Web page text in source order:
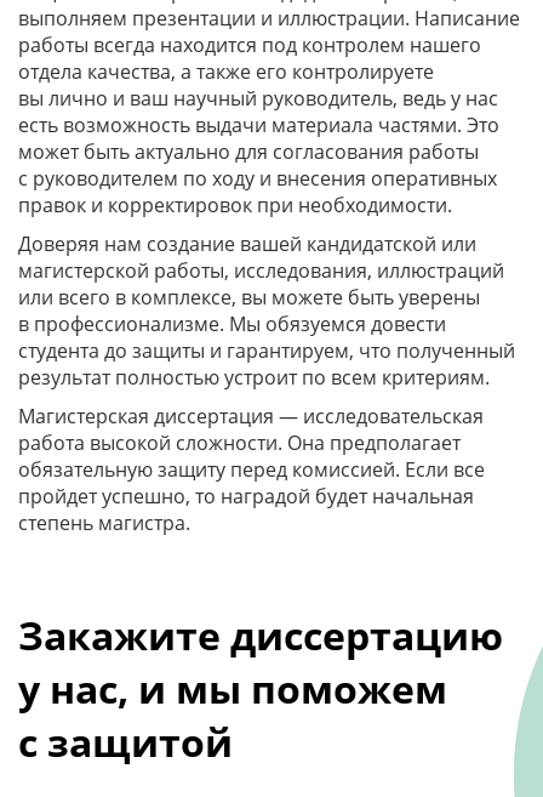
выполняем презентации и иллюстрации. Написание
работы всегда находится под контролем нашего
отдела качества, а также его контролируете
вы лично и ваш научный руководитель, ведь у нас
есть возможность выдачи материала частями. Это
может быть актуально для согласования работы
с руководителем по ходу и внесения оперативных
правок и корректировок при необходимости.
Доверяя нам создание вашей кандидатской или
магистерской работы, исследования, иллюстраций
или всего в комплексе, вы можете быть уверены
в профессионализме. Мы обязуемся довести
студента до защиты и гарантируем, что полученный
результат полностью устроит по всем критериям.
Магистерская диссертация — исследовательская
работа высокой сложности. Она предполагает
обязательную защиту перед комиссией. Если все
пройдет успешно, то наградой будет начальная
степень магистра.
Закажите диссертацию
у нас, и мы поможем
с защитой